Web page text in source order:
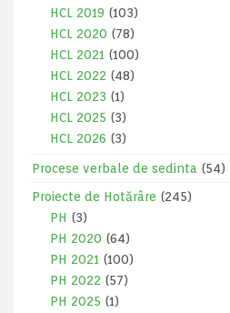
HCL 2019 (103)
HCL 2020 (78)
HCL 2021 (100)
HCL 2022 (48)
HCL 2023 (1)
HCL 2025 (3)
HCL 2026 (3)
Procese verbale de sedinta (54)
Proiecte de Hotărâre (245)
PH (3)
PH 2020 (64)
PH 2021 (100)
PH 2022 (57)
PH 2025 (1)